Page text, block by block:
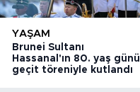
YAŞAM
Brunei Sultanı
Hassanal'ın 80. yaş günü
geçit töreniyle kutlandı